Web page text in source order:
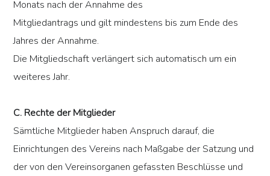
Monats nach der Annahme des
Mitgliedantrags und gilt mindestens bis zum Ende des
Jahres der Annahme.
Die Mitgliedschaft verlängert sich automatisch um ein
weiteres Jahr.
C. Rechte der Mitglieder
Sämtliche Mitglieder haben Anspruch darauf, die
Einrichtungen des Vereins nach Maßgabe der Satzung und
der von den Vereinsorganen gefassten Beschlüsse und